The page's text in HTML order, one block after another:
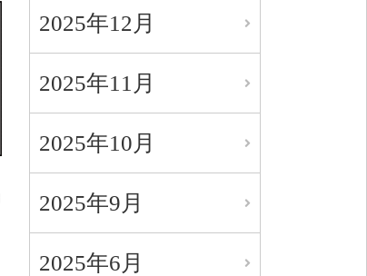
2025年12月
2025年11月
2025年10月
2025年9月
2025年6月